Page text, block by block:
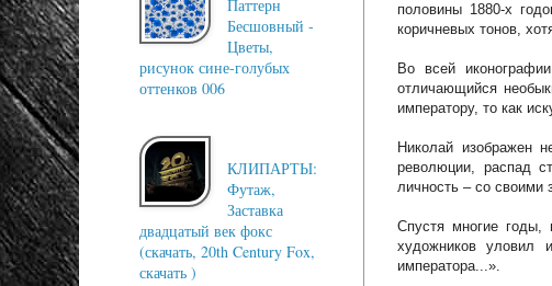
половины 1880-х
коричневых тонов,
Во всей
отличающийся
императору, то как
Николай изображен
революции, распад
личность – со своими
Спустя многие годы,
художников уловил
императора...».
Паттерн
Бесшовный -
Цветы,
рисунок сине-голубых
оттенков 006
КЛИПАРТЫ:
Футаж,
Заставка
двадцатый век фокс
(скачать, 20th Century Fox,
скачать )